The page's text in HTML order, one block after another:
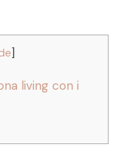
living con i